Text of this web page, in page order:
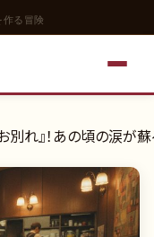
る冒険
別れ』！あの頃の涙が